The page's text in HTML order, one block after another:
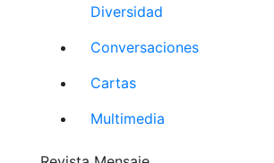
Diversidad
Conversaciones
Cartas
Multimedia